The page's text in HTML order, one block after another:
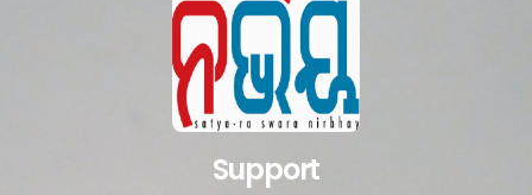
Support